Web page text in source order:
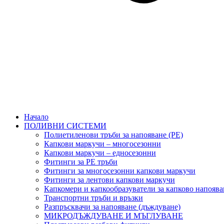
Начало
ПОЛИВНИ СИСТЕМИ
Полиетиленови тръби за напояване (PE)
Капкови маркучи – многосезонни
Капкови маркучи – едносезонни
Фитинги за PE тръби
Фитинги за многосезонни капкови маркучи
Фитинги за лентови капкови маркучи
Капкомери и капкообразуватели за капково
Транспортни тръби и връзки
Разпръсквачи за напояване (дъждуване)
МИКРОДЪЖДУВАНЕ И МЪГЛУВАНЕ